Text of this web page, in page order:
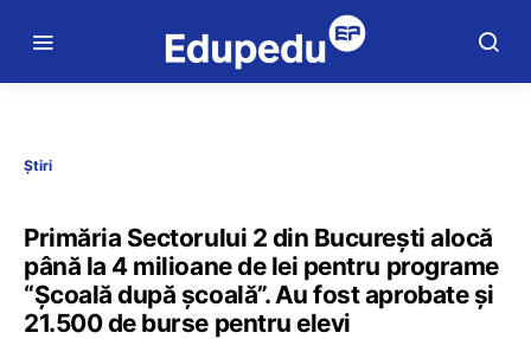
Știri
Primăria Sectorului 2 din București alocă
până la 4 milioane de lei pentru programe
“Școală după școală”. Au fost aprobate și
21.500 de burse pentru elevi